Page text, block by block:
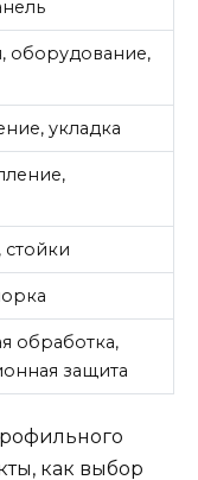
оборудование,
укладка
обработка,
защита
как выбор